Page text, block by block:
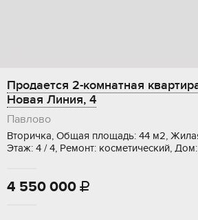
Продается 2-комнатная
Новая Линия, 4
Павлово
Вторичка, Общая площадь: 44 м2,
Этаж: 4 / 4, Ремонт: косметический,
4 550 000 